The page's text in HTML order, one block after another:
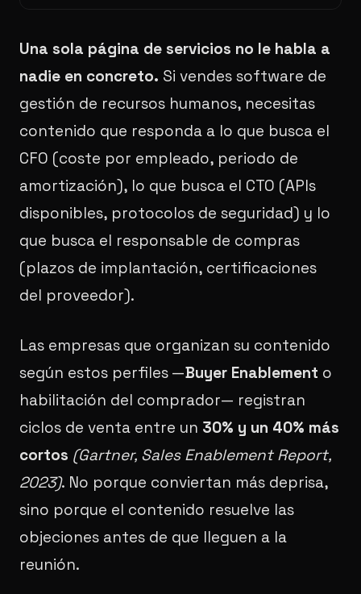
Una sola página de servicios no le habla a
nadie en concreto. Si vendes software de
gestión de recursos humanos, necesitas
contenido que responda a lo que busca el
CFO (coste por empleado, periodo de
amortización), lo que busca el CTO (APIs
disponibles, protocolos de seguridad) y lo
que busca el responsable de compras
(plazos de implantación, certificaciones
del proveedor).
Las empresas que organizan su contenido
según estos perfiles —Buyer Enablement o
habilitación del comprador— registran
ciclos de venta entre un 30% y un 40% más
cortos (Gartner, Sales Enablement Report,
2023). No porque conviertan más deprisa,
sino porque el contenido resuelve las
objeciones antes de que lleguen a la
reunión.